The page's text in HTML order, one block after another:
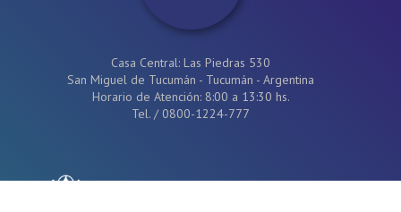
Casa Central: Las Piedras 530
San Miguel de Tucumán - Tucumán - Argentina
Horario de Atención: 8:00 a 13:30 hs.
Tel./ 0800-1224-777